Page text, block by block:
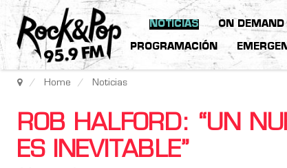
NOTICIAS ON DEMAND
PROGRAMACIÓN
Home Noticias
ROB HALFORD: “UN
ES INEVITABLE”